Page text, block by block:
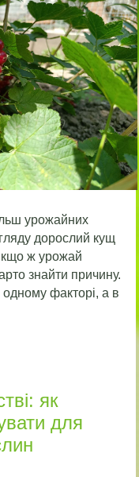
урожайних
дорослий кущ
ж урожай
знайти причину.
факторі, а в
як
для